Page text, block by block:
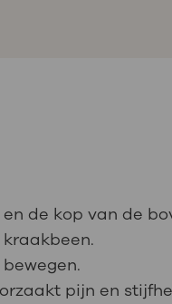
de kop van de
pijn en